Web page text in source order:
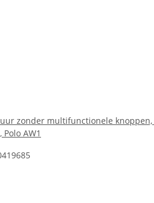
zonder multifunctionele knoppen,
AW1